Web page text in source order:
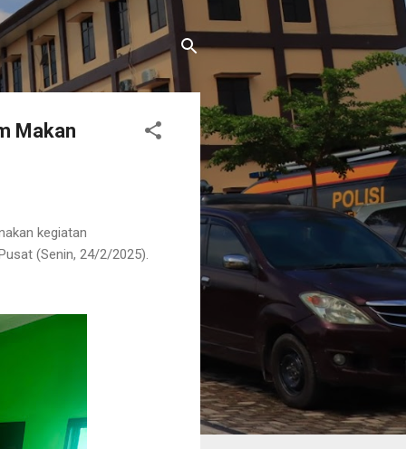
Makan
kegiatan
(Senin, 24/2/2025).